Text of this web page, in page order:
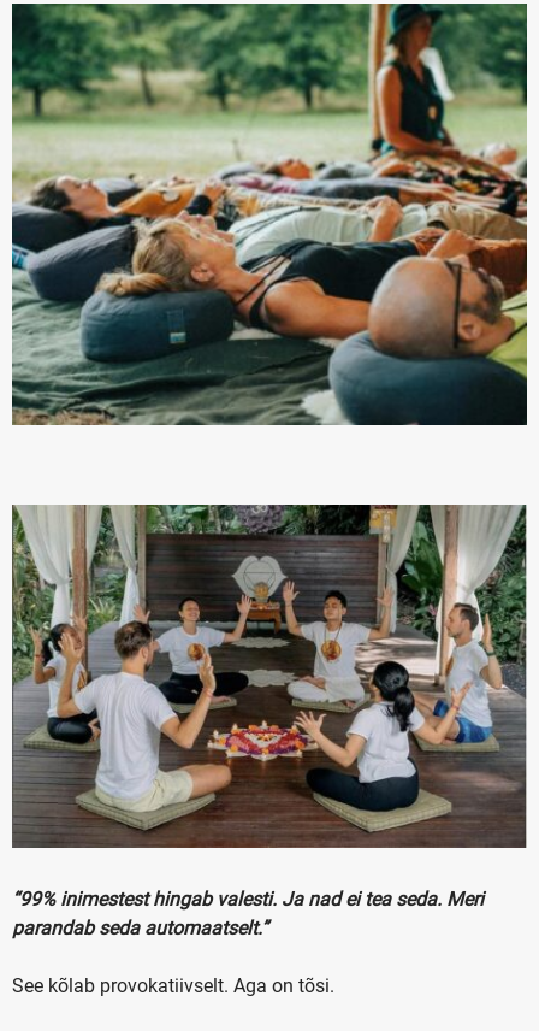
“99% inimestest hingab valesti. Ja nad ei tea seda. Meri
parandab seda automaatselt.”
See kõlab provokatiivselt. Aga on tõsi.